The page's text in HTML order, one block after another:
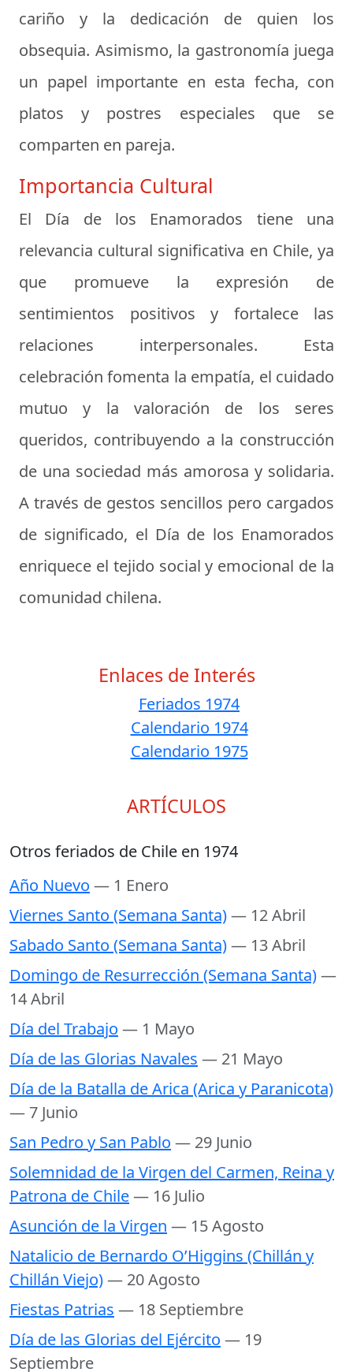
cariño y la dedicación de quien los
obsequia. Asimismo, la gastronomía juega
un papel importante en esta fecha, con
platos y postres especiales que se
comparten en pareja.
Importancia Cultural
El Día de los Enamorados tiene una
relevancia cultural significativa en Chile, ya
que promueve la expresión de
sentimientos positivos y fortalece las
relaciones interpersonales. Esta
celebración fomenta la empatía, el cuidado
mutuo y la valoración de los seres
queridos, contribuyendo a la construcción
de una sociedad más amorosa y solidaria.
A través de gestos sencillos pero cargados
de significado, el Día de los Enamorados
enriquece el tejido social y emocional de la
comunidad chilena.
Enlaces de Interés
Feriados 1974
Calendario 1974
Calendario 1975
ARTÍCULOS
Otros feriados de Chile en 1974
Año Nuevo — 1 Enero
Viernes Santo (Semana Santa)— 12 Abril
Sabado Santo (Semana Santa)— 13 Abril
Domingo de Resurrección (Semana Santa)—
14 Abril
Día del Trabajo — 1 Mayo
Día de las Glorias Navales — 21 Mayo
Día de la Batalla de Arica (Arica y Paranicota)
— 7 Junio
San Pedro y San Pablo — 29 Junio
Solemnidad de la Virgen del Carmen, Reina y
Patrona de Chile— 16 Julio
Asunción de la Virgen — 15 Agosto
Natalicio de Bernardo O’Higgins (Chillán y
Chillán Viejo)— 20 Agosto
Fiestas Patrias — 18 Septiembre
Día de las Glorias del Ejército — 19
Septiembre